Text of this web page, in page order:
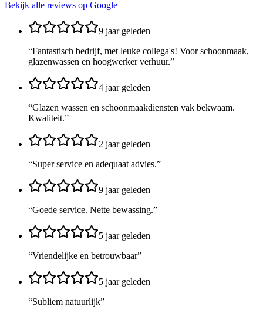
Bekijk alle reviews op Google
9 jaar geleden
“Fantastisch bedrijf, met leuke collega's! Voor schoonmaak,
glazenwassen en hoogwerker verhuur.”
4 jaar geleden
“Glazen wassen en schoonmaakdiensten vak bekwaam.
Kwaliteit.”
2 jaar geleden
“Super service en adequaat advies.”
9 jaar geleden
“Goede service. Nette bewassing.”
5 jaar geleden
“Vriendelijke en betrouwbaar”
5 jaar geleden
“Subliem natuurlijk”